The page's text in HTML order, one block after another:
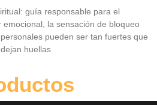
guía responsable para el
la sensación de bloqueo
pueden ser tan fuertes que
huellas